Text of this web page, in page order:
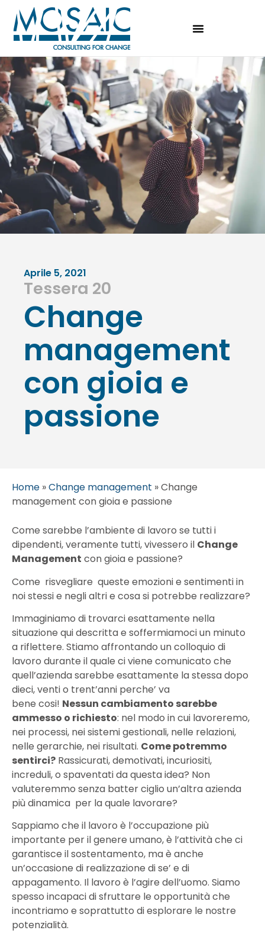
Aprile 5, 2021
Tessera 20
Change
management
con gioia e
passione
Home »Change management »Change
management con gioia e passione
Come sarebbe l’ambiente di lavoro se tutti i
dipendenti, veramente tutti, vivessero il Change
Management con gioia e passione?
Come risvegliare queste emozioni e sentimenti in
noi stessi e negli altri e cosa si potrebbe realizzare?
Immaginiamo di trovarci esattamente nella
situazione qui descritta e soffermiamoci un minuto
a riflettere. Stiamo affrontando un colloquio di
lavoro durante il quale ci viene comunicato che
quell’azienda sarebbe esattamente la stessa dopo
dieci, venti o trent’anni perche’ va
bene cosi! Nessun cambiamento sarebbe
ammesso o richiesto: nel modo in cui lavoreremo,
nei processi, nei sistemi gestionali, nelle relazioni,
nelle gerarchie, nei risultati. Come potremmo
sentirci? Rassicurati, demotivati, incuriositi,
increduli, o spaventati da questa idea? Non
valuteremmo senza batter ciglio un’altra azienda
più dinamica per la quale lavorare?
Sappiamo che il lavoro è l’occupazione più
importante per il genere umano, è l’attività che ci
garantisce il sostentamento, ma è anche
un’occasione di realizzazione di se’ e di
appagamento. Il lavoro è l’agire dell’uomo. Siamo
spesso incapaci di sfruttare le opportunità che
incontriamo e soprattutto di esplorare le nostre
potenzialità.